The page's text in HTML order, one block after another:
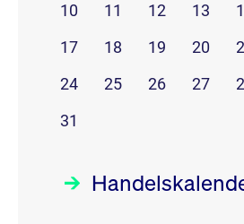
10 11 12 13
17
18 19 20
24
25 26 27
31